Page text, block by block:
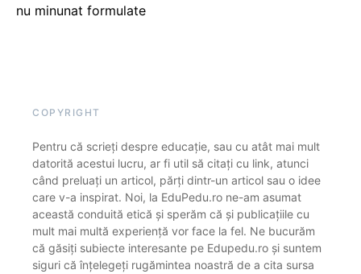
nu minunat formulate
COPYRIGHT
Pentru că scrieți despre educație, sau cu atât mai mult
datorită acestui lucru, ar fi util să citați cu link, atunci
când preluați un articol, părți dintr-un articol sau o idee
care v-a inspirat. Noi, la EduPedu.ro ne-am asumat
această conduită etică și sperăm că și publicațiile cu
mult mai multă experiență vor face la fel. Ne bucurăm
că găsiți subiecte interesante pe Edupedu.ro și suntem
siguri că înțelegeți rugămintea noastră de a cita sursa